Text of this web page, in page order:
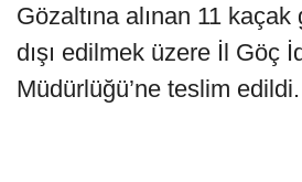
Gözaltına alınan 11 kaçak
dışı edilmek üzere İl Göç
Müdürlüğü’ne teslim edildi.